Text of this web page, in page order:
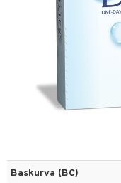
Baskurva (BC)
linser